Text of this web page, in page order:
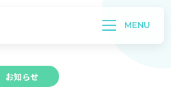
お知らせ